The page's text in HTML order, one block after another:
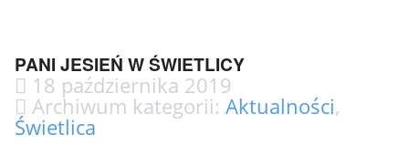
PANI JESIEŃ W ŚWIETLICY
18 października 2019
Archiwum kategorii: Aktualności,
Świetlica